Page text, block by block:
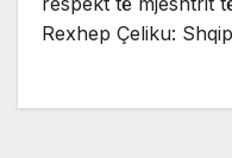
Rexhep Çeliku: